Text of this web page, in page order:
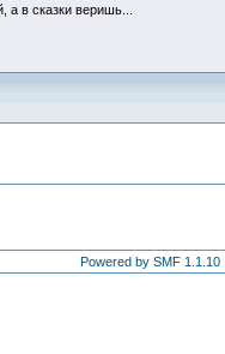
а в сказки веришь...
Powered by SMF 1.1.10